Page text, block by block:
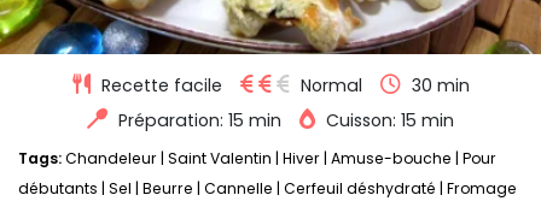
Recette facile Normal
30 min
Préparation: 15 min
Cuisson: 15 min
Tags:Chandeleur Saint Valentin Hiver Amuse-bouche Pour
débutants Sel Beurre Cannelle Cerfeuil déshydraté Fromage